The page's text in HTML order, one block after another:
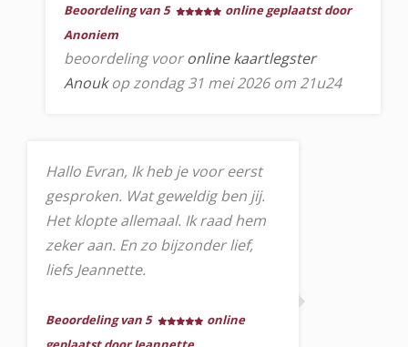
Beoordeling van 5
online geplaatst door
Anoniem
beoordeling vooronline kaartlegster
Anoukop zondag 31 mei 2026 om 21u24
Hallo Evran, Ik heb je voor eerst
gesproken. Wat geweldig ben jij.
Het klopte allemaal. Ik raad hem
zeker aan. En zo bijzonder lief,
liefs Jeannette.
Beoordeling van 5
online